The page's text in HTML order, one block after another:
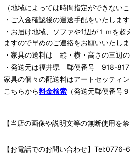
（地域によっては時間指定ができない
・ご入金確認後の運送手配をいたし
・お届け地域、ソファや1辺が１ｍを
ますので早めのご連絡をお願いいたしま
・家具の送料は 縦・横・高さの三辺
・発送元は福井県 郵便番号 918-
家具の個々の配送料はアートセッティ
こちらから料金検索 （発送元郵便番号
【当店の画像や説明文等の無断使用を禁
【お電話でのお問い合わせ】